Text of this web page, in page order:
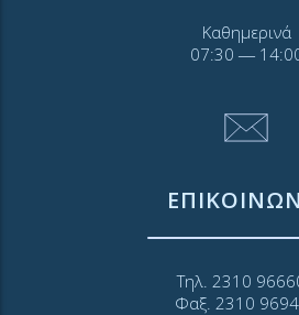
Καθημερινά
07:30 ―
Τηλ. 2310
Φαξ. 2310